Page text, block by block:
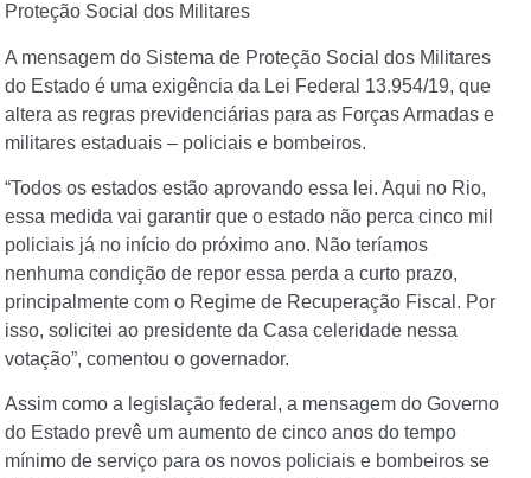
Proteção Social dos Militares
A mensagem do Sistema de Proteção Social dos Militares
do Estado é uma exigência da Lei Federal 13.954/19, que
altera as regras previdenciárias para as Forças Armadas e
militares estaduais – policiais e bombeiros.
“Todos os estados estão aprovando essa lei. Aqui no Rio,
essa medida vai garantir que o estado não perca cinco mil
policiais já no início do próximo ano. Não teríamos
nenhuma condição de repor essa perda a curto prazo,
principalmente com o Regime de Recuperação Fiscal. Por
isso, solicitei ao presidente da Casa celeridade nessa
votação”, comentou o governador.
Assim como a legislação federal, a mensagem do Governo
do Estado prevê um aumento de cinco anos do tempo
mínimo de serviço para os novos policiais e bombeiros se